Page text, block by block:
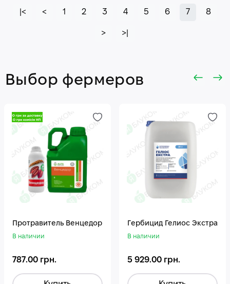
|< < 1 2 3 4 5 6 7 8
> >|
Выбор фермеров
Протравитель Венцедор
В наличии
787.00 грн.
Гepбицид Гелиос Экстра
В наличии
5 929.00 грн.